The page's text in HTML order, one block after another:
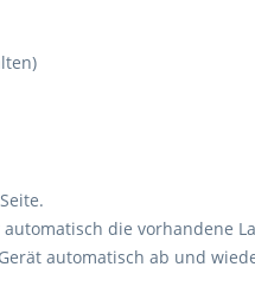
die vorhandene
automatisch ab und